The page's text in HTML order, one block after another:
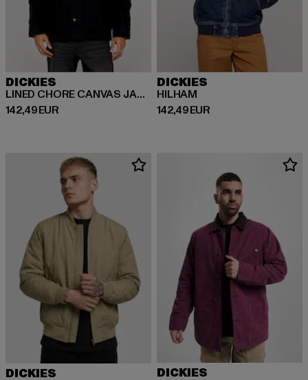
DICKIES
LINED CHORE CANVAS JACKET
142,49 EUR
Derzeitiger Preis: 142,49 EUR
DICKIES
HILHAM
142,49 EUR
Derzeitiger Preis: 142,49 EUR
DICKIES DICKIES